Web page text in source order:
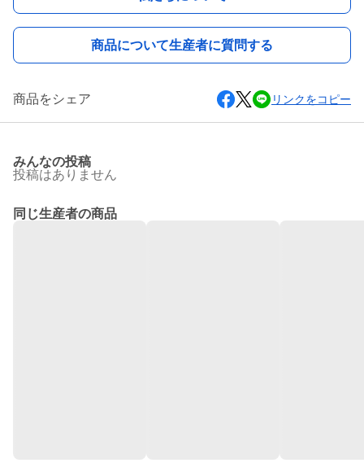
商品について生産者に質問する
商品をシェア リンクをコピー
みんなの投稿
投稿はありません
同じ生産者の商品